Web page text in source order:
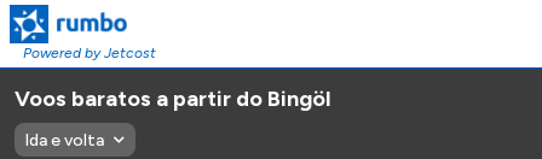
Powered by Jetcost
Voos baratos a partir do Bingöl
Ida e volta